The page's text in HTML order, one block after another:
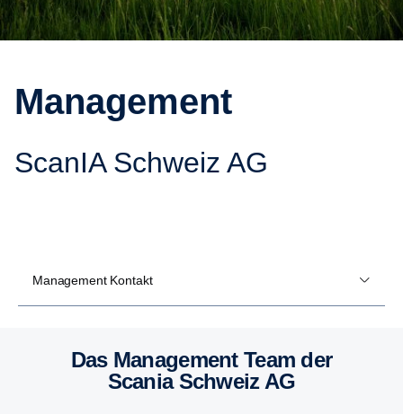
Management
ScanIA Schweiz AG
Management Kontakt
Das Management Team der
Scania Schweiz AG